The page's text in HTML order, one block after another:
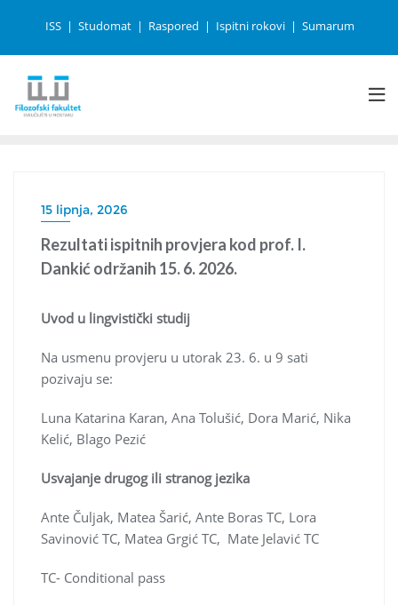
ISS Studomat Raspored Ispitni rokovi Sumarum
15 lipnja, 2026
Rezultati ispitnih provjera kod prof. I.
Dankić održanih 15. 6. 2026.
Uvod u lingvistički studij
Na usmenu provjeru u utorak 23. 6. u 9 sati
pozivaju se:
Luna Katarina Karan, Ana Tolušić, Dora Marić, Nika
Kelić, Blago Pezić
Usvajanje drugog ili stranog jezika
Ante Čuljak, Matea Šarić, Ante Boras TC, Lora
Savinović TC, Matea Grgić TC, Mate Jelavić TC
TC- Conditional pass